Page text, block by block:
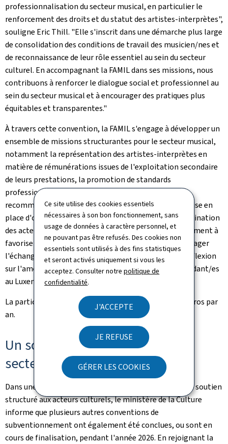
Ce site utilise des cookies essentiels
nécessaires à son bon fonctionnement, sans
usage de données à caractère personnel, et
ne pouvant pas être refusés. Des cookies non
essentiels sont utilisés à des fins statistiques
et seront activés uniquement si vous les
acceptez. Consulter notrepolitique de
confidentialité.
J'ACCEPTE
JE REFUSE
GÉRER LES COOKIES
professionnalisation du secteur musical, en particulier le
renforcement des droits et du statut des artistes-interprètes",
souligne Eric Thill. "Elle s'inscrit dans une démarche plus large
de consolidation des conditions de travail des musicien/nes et
de reconnaissance de leur rôle essentiel au sein du secteur
culturel. En accompagnant la FAMIL dans ses missions, nous
contribuons à renforcer le dialogue social et professionnel au
sein du secteur musical et à encourager des pratiques plus
équitables et transparentes."
À travers cette convention, la FAMIL s'engage à développer un
ensemble de missions structurantes pour le secteur musical,
notamment la représentation des artistes-interprètes en
matière de rémunérations issues de l'exploitation secondaire
de leurs prestations, la promotion de standards
professionnels plus équitables, l'élaboration de
recommandations tarifaires indicatives, ainsi que la mise en
place d'outils de ressources et de sensibilisation à destination
des acteurs du secteur. L'association contribuera également à
favoriser le dialogue entre professionnel/les, à encourager
l'échange de bonnes pratiques et à accompagner la réflexion
sur l'amélioration du statut des musicien/nes indépendant/es
au Luxembourg.
La participation financière de l'État s'élève à 15.000 euros par
an.
Un soutien global et continu au
secteur culturel
Dans une logique de transparence administrative et de soutien
structuré aux acteurs culturels, le ministère de la Culture
informe que plusieurs autres conventions de
subventionnement ont également été conclues, ou sont en
cours de finalisation, pendant l'année 2026. En rejoignant la